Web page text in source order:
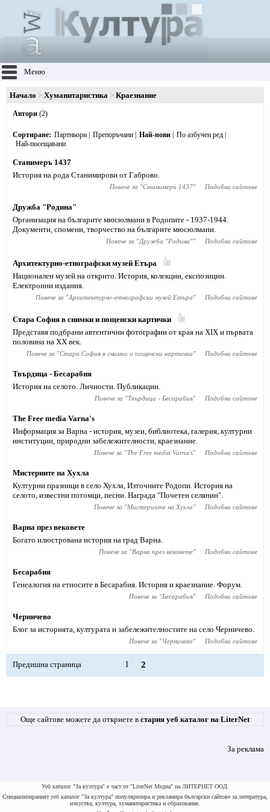
Меню
Начало Хуманитаристика Краезнание
Автори (2)
Сортиране Партньори Препоръчани Най-нови
По азбучен ред
Най-посещавани
Станимеръ 1437
История на рода Станимирови от Габрово.
Повече за "Станимеръ 1437" Подобни сайтове
Дружба "Родина"
Организация на българите мюсюлмани в Родопите - 1937-1944.
Документи, спомени, творчество на българите мюсюлмани.
Повече за "Дружба "Родина"" Подобни сайтове
Архитектурно-етнографски музей Етъра
Национален музей на открито. История, колекции, експозиции.
Електронни издания.
Повече за "Архитектурно-етнографски музей Етъра" Подобни сайтове
Стара София в снимки и пощенски картички
Представя подбрани автентични фотографии от края на XIX и първата
половина на XX век.
Повече за "Стара София в снимки и пощенски картички" Подобни сайтове
Твърдица - Бесарабия
История на селото. Личности. Публикации.
Повече за "Твърдица - Бесарабия" Подобни сайтове
The Free media Varna's
Информация за Варна - история, музеи, библиотека, галерия, културни
институции, природни забележителности, краезнание.
Повече за "The Free media Varna's" Подобни сайтове
Мистериите на Хухла
Културни празници в село Хухла, Източните Родопи. История на
селото, известни потомци, песни. Награда "Почетен селянин".
Повече за "Мистериите на Хухла" Подобни сайтове
Варна през вековете
Богато илюстрована история на град Варна.
Повече за "Варна през вековете" Подобни сайтове
Бесарабия
Генеалогия на етносите в Бесарабия. История и краезнание. Форум.
Повече за "Бесарабия" Подобни сайтове
Черничево
Блог за историята, културата и забележителностите на село Черничево.
Повече за "Черничево" Подобни сайтове
Предишна страница 1 2
Още сайтове можете да откриете в стария уеб каталог на LiterNet
За реклама
Уеб каталог "За култура" е част от "LiterNet Медиа" на ЛИТЕРНЕТ ООД.
Специализираният уеб каталог "За култура" популяризира и рекламира български сайтове за литература,
изкуства, култура, хуманитаристика и образование.